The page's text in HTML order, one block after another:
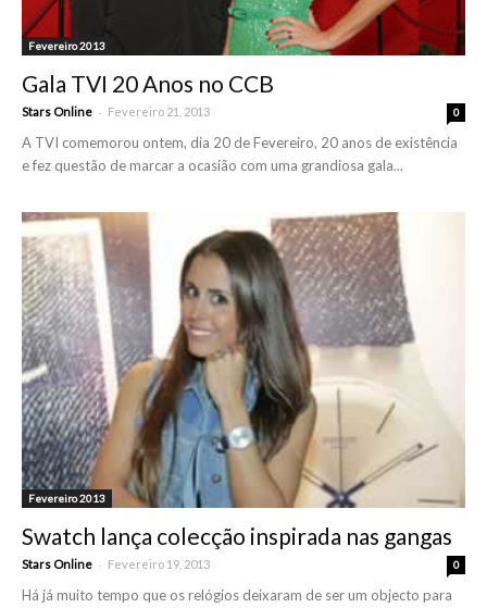
Fevereiro 2013
Gala TVI 20 Anos no CCB
Stars Online - Fevereiro 21, 2013 0
A TVI comemorou ontem, dia 20 de Fevereiro, 20 anos de existência
e fez questão de marcar a ocasião com uma grandiosa gala...
Fevereiro 2013
Swatch lança colecção inspirada nas gangas
Stars Online - Fevereiro 19, 2013 0
Há já muito tempo que os relógios deixaram de ser um objecto para